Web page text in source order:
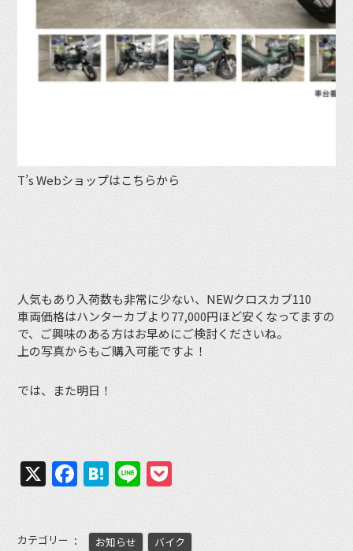
T’s Webショップはこちらから
人気もあり入荷数も非常に少ない、NEWクロスカブ110
車両価格はハンターカブより77,000円ほど安くなってますの
で、ご興味のある方はお早めにご検討くださいね。
上の写真からもご購入可能ですよ！
では、また明日！
X Facebook
Hatena
Line
カテゴリー お知らせ
バイク